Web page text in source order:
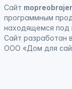
Сайт
программным
находящемся под
Сайт разработан
ООО «Дом для